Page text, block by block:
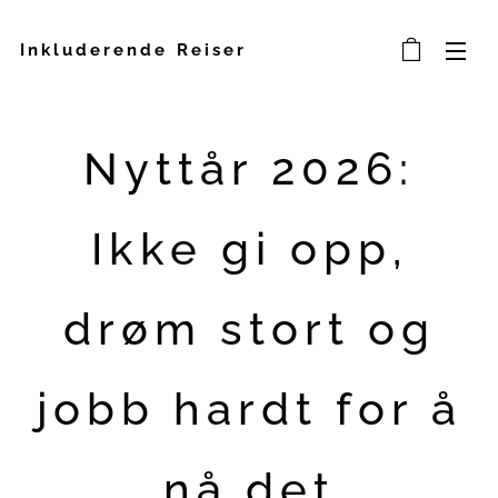
Inkluderende Reiser
Nyttår 2026:
Ikke gi opp,
drøm stort og
jobb hardt for å